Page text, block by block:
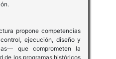
propone competencias
ejecución, diseño y
que comprometen la
de los programas históricos